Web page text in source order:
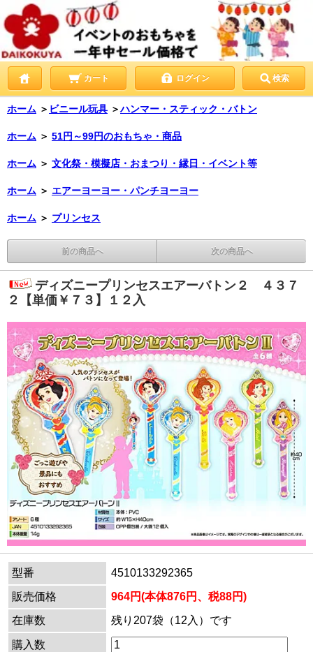
カート ログイン 検索
ホーム ＞ ビニール玩具 ＞ハンマー・スティック・バトン
ホーム ＞ 51円～99円のおもちゃ・商品
ホーム ＞ 文化祭・模擬店・おまつり・縁日・イベント等
ホーム ＞ エアーヨーヨー・パンチヨーヨー
ホーム ＞ プリンセス
前の商品へ 次の商品へ
ディズニープリンセスエアーバトン２ ４３７
２【単価￥７３】１２入
型番
4510133292365
販売価格
964円(本体876円、税88円)
在庫数
残り207袋（12入）です
購入数